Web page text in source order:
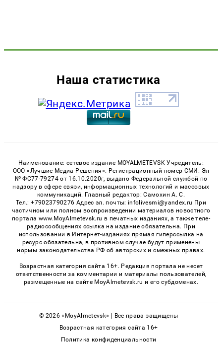
Наша статистика
Наименование: сетевое издание MOYALMETEVSK Учредитель:
ООО «Лучшие Медиа Решения». Регистрационный номер СМИ: Эл
№ ФС77-79274 от 16.10.2020г, выдано Федеральной службой по
надзору в сфере связи, информационных технологий и массовых
коммуникаций. Главный редактор: Самохин А. С.
Тел.: +79023790276 Адрес эл. почты: infolivesmi@yandex.ru При
частичном или полном воспроизведении материалов новостного
портала www.MoyAlmetevsk.ru в печатных изданиях, а также теле-
радиосообщениях ссылка на издание обязательна. При
использовании в Интернет-изданиях прямая гиперссылка на
ресурс обязательна, в противном случае будут применены
нормы законодательства РФ об авторских и смежных правах.
Возрастная категория сайта 16+. Редакция портала не несет
ответственности за комментарии и материалы пользователей,
размещенные на сайте MoyAlmetevsk.ru и его субдоменах.
© 2026 «MoyAlmetevsk» | Все права защищены
Возрастная категория сайта 16+
Политика конфиденциальности